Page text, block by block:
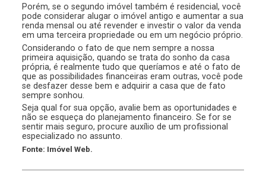
Porém, se o segundo imóvel também é residencial, você
pode considerar alugar o imóvel antigo e aumentar a sua
renda mensal ou até revender e investir o valor da venda
em uma terceira propriedade ou em um negócio próprio.
Considerando o fato de que nem sempre a nossa
primeira aquisição, quando se trata do sonho da casa
própria, é realmente tudo que queríamos e até o fato de
que as possibilidades financeiras eram outras, você pode
se desfazer desse bem e adquirir a casa que de fato
sempre sonhou.
Seja qual for sua opção, avalie bem as oportunidades e
não se esqueça do planejamento financeiro. Se for se
sentir mais seguro, procure auxílio de um profissional
especializado no assunto.
Fonte: Imóvel Web.